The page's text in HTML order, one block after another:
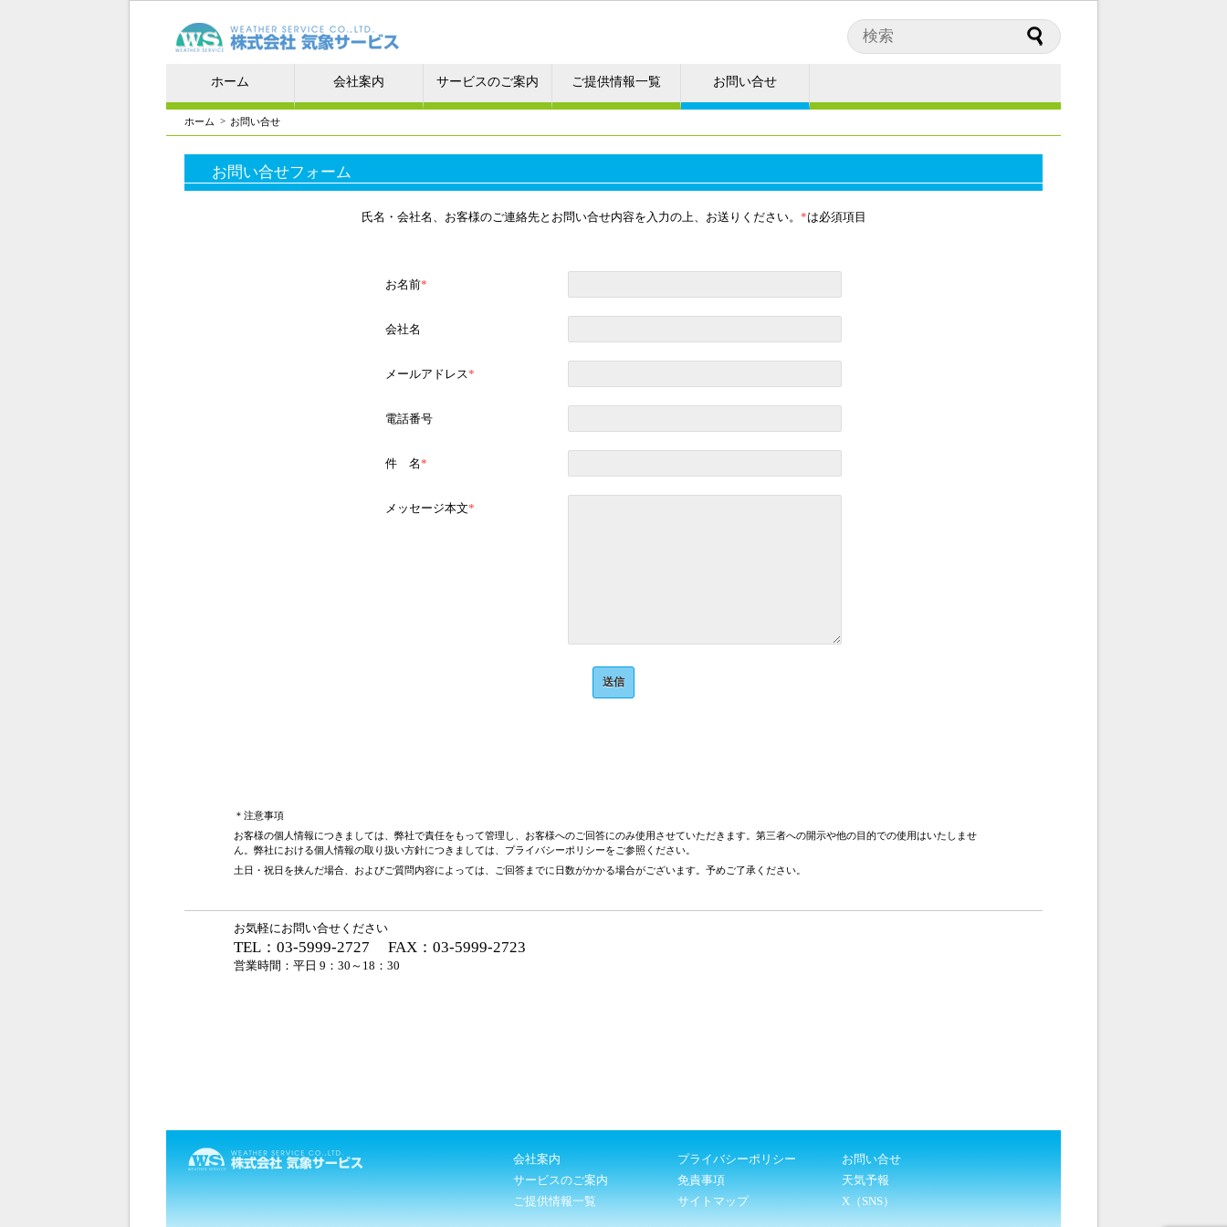
ホーム 会社案内 サービスのご案内 ご提供情報一覧 お問い合せ
ホーム > お問い合せ
お問い合せフォーム
氏名・会社名、お客様のご連絡先とお問い合せ内容を入力の上、お送りください。 *は必須項目
お名前*
会社名
メールアドレス*
電話番号
件 名*
メッセージ本文*
＊注意事項
お客様の個人情報につきましては、弊社で責任をもって管理し、お客様へのご回答にのみ使用させていただきます。第三者への開示や他の目的での使用はいたしませ
ん。弊社における個人情報の取り扱い方針につきましては、プライバシーポリシーをご参照ください。
土日・祝日を挟んだ場合、およびご質問内容によっては、ご回答までに日数がかかる場合がございます。予めご了承ください。
お気軽にお問い合せください
TEL：03-5999-2727 FAX：03-5999-2723
営業時間：平日 9：30～18：30
会社案内
サービスのご案内
ご提供情報一覧
プライバシーポリシー
免責事項
サイトマップ
お問い合せ
天気予報
X（SNS）